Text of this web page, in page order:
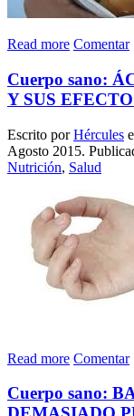
Read more Comentar
Cuerpo sano:
Y SUS
Escrito porHércules
Agosto 2015.
Nutrición, Salud
Read more Comentar
Cuerpo sano: